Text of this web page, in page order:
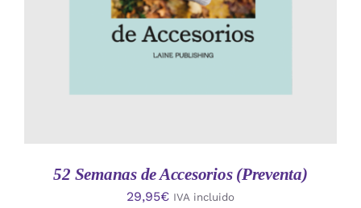
52 Semanas de Accesorios (Preventa)
29,95€ IVA incluido